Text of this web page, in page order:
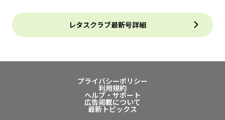
レタスクラブ最新号詳細
プライバシーポリシー
利用規約
ヘルプ・サポート
広告掲載について
最新トピックス